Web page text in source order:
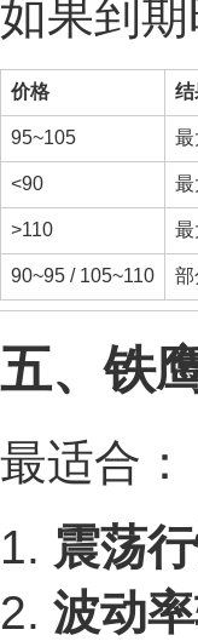
如果到期
价格 结
95~105 最
<90 最
>110 最
90~95 / 105~110 部
五、铁
最适合：
1. 震荡
2. 波动